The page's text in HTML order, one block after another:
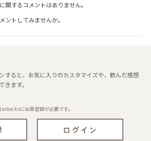
関するコメントはありません。
ントしてみませんか。
すると、お気に入りのカスタマイズや、飲んだ感想
きます。
に会員登録が必要です。